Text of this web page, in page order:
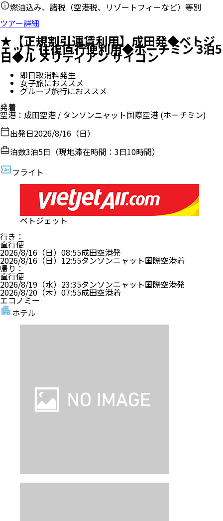
燃油込み、諸税（空港税、リゾートフィーなど）等別
ツアー詳細
★【正規割引運賃利用】成田発◆ベトジ
ェット 往復直行便利用◆ホーチミン 3泊5
日◆ル メリディアン サイゴン
即日取消料発生
女子旅におススメ
グループ旅行におススメ
発着
空港 ： 成田空港 / タンソンニャット国際空港 (ホーチミン)
出発日2026/8/16（日）
泊数3泊5日（現地滞在時間： 3日10時間）
フライト
ベトジェット
行き ：
直行便
2026/8/16（日） 08:55成田空港発
2026/8/16（日） 12:55タンソンニャット国際空港着
帰り ：
直行便
2026/8/19（水） 23:35タンソンニャット国際空港発
2026/8/20（木） 07:55成田空港着
エコノミー
ホテル